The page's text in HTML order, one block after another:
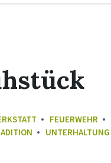
FEUERWEHR
UNTERHALTUNG